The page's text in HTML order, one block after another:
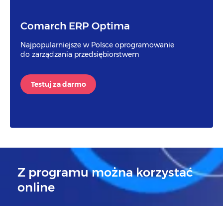
Comarch ERP Optima
Najpopularniejsze w Polsce oprogramowanie
do zarządzania przedsiębiorstwem
Testuj za darmo
Z programu można korzystać
online